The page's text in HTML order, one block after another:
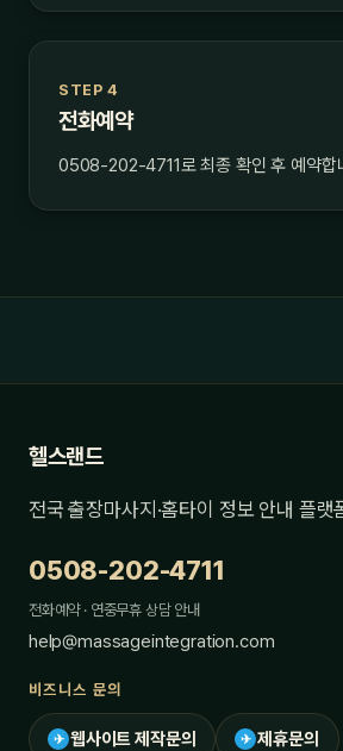
STEP 4
전화예약
0508-202-4711로 최종 확인 후 예약합
헬스랜드
전국 출장마사지·홈타이 정보 안내 플랫
0508-202-4711
전화예약 · 연중무휴 상담 안내
help@massageintegration.com
비즈니스 문의
✈ 웹사이트 제작문의 ✈ 제휴문의